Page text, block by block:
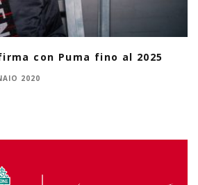
con Puma fino al 2025
2020